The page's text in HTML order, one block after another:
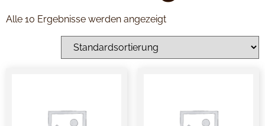
Alle 10 Ergebnisse werden angezeigt